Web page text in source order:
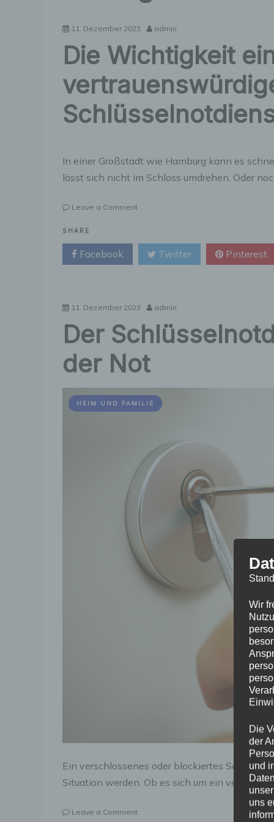
11. Dezember 2023 admin
Die Wichtigkeit
In einer Großstadt wie Hamburg kann es
lässt sich nicht im Schloss umdrehen. Oder
Leave a Commenton
eines
vertrauenswürdigen
Schlüsselnotdienstes
Region
SHARE
Facebook Twitter Pinterest
11. Dezember 2023 admin
Der
der Not
HEIM UND FAMILIE
Ein verschlossenes oder blockiertes Schloss
Situation werden. Ob es sich um ein
Leave a Commenton
Wir
Die
der
und
uns